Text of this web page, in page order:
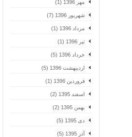
مهر 1396 (1)
شهریور 1396 (7)
مرداد 1396 (1)
تیر 1396 (1)
خرداد 1396 (5)
اردیبهشت 1396 (5)
فروردین 1396 (1)
اسفند 1395 (2)
بهمن 1395 (2)
دی 1395 (5)
آذر 1395 (5)